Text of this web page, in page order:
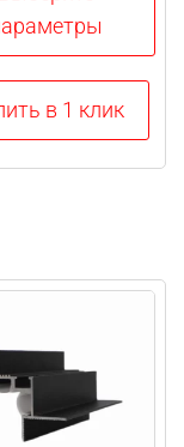
в 1 клик